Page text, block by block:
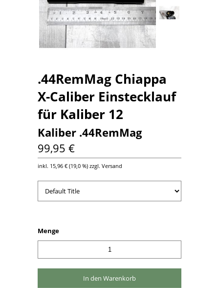
.44RemMag Chiappa
X-Caliber Einstecklauf
für Kaliber 12
Kaliber .44RemMag
99,95 €
inkl. 15,96 € (19,0 %) zzgl. Versand
Menge